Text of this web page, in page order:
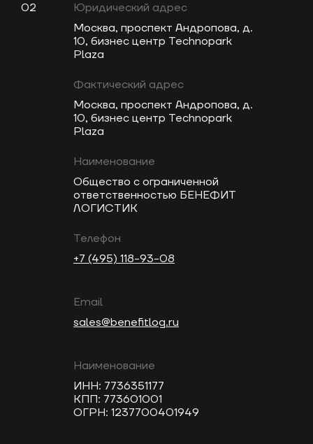
02
Юридический адрес
Москва, проспект Андропова, д.
10, бизнес центр Technopark
Plaza
Фактический адрес
Москва, проспект Андропова, д.
10, бизнес центр Technopark
Plaza
Наименование
Общество с ограниченной
ответственностью БЕНЕФИТ
ЛОГИСТИК
Телефон
+7 (495) 118-93-08
Email
sales@benefitlog.ru
Наименование
ИНН: 7736351177
КПП: 773601001
ОГРН: 1237700401949